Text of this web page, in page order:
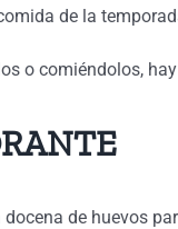
de la
o comiéndolos,
docena de huevos